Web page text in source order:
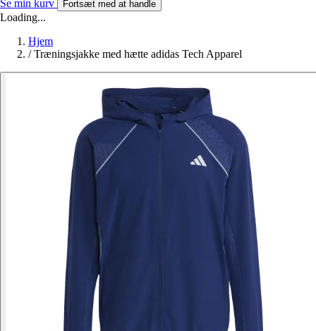
Se min kurv Fortsæt med at handle
Loading...
Hjem
/ Træningsjakke med hætte adidas Tech Apparel